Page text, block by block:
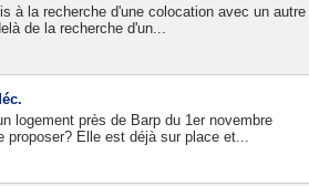
à la recherche d'une colocation avec un autre
de la recherche d'un...
logement près de Barp du 1er novembre
proposer? Elle est déjà sur place et...